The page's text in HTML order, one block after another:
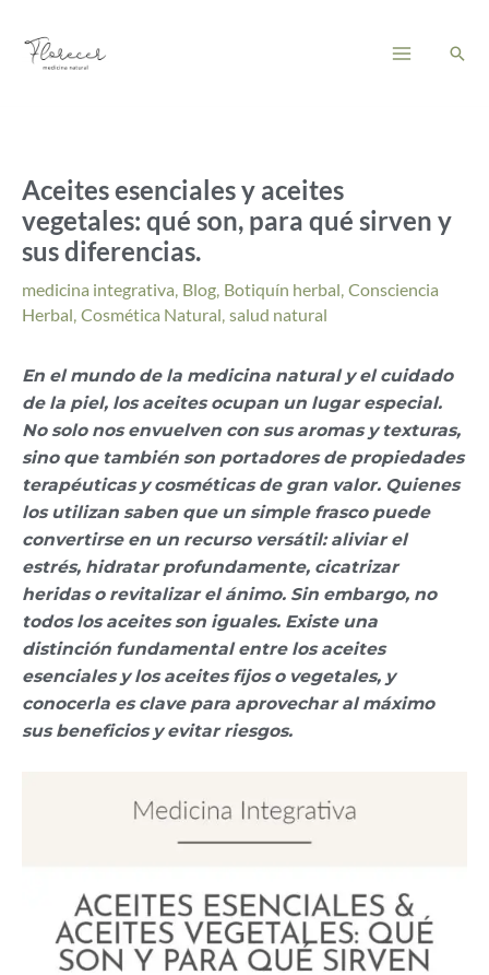
contenido
Menu
Aceites esenciales y aceites
vegetales: qué son, para qué sirven y
sus diferencias.
medicina integrativa, Blog, Botiquín herbal, Consciencia
Herbal, Cosmética Natural, salud natural
En el mundo de la medicina natural y el cuidado
de la piel, los aceites ocupan un lugar especial.
No solo nos envuelven con sus aromas y texturas,
sino que también son portadores de propiedades
terapéuticas y cosméticas de gran valor. Quienes
los utilizan saben que un simple frasco puede
convertirse en un recurso versátil: aliviar el
estrés, hidratar profundamente, cicatrizar
heridas o revitalizar el ánimo. Sin embargo, no
todos los aceites son iguales. Existe una
distinción fundamental entre los aceites
esenciales y los aceites fijos o vegetales, y
conocerla es clave para aprovechar al máximo
sus beneficios y evitar riesgos.